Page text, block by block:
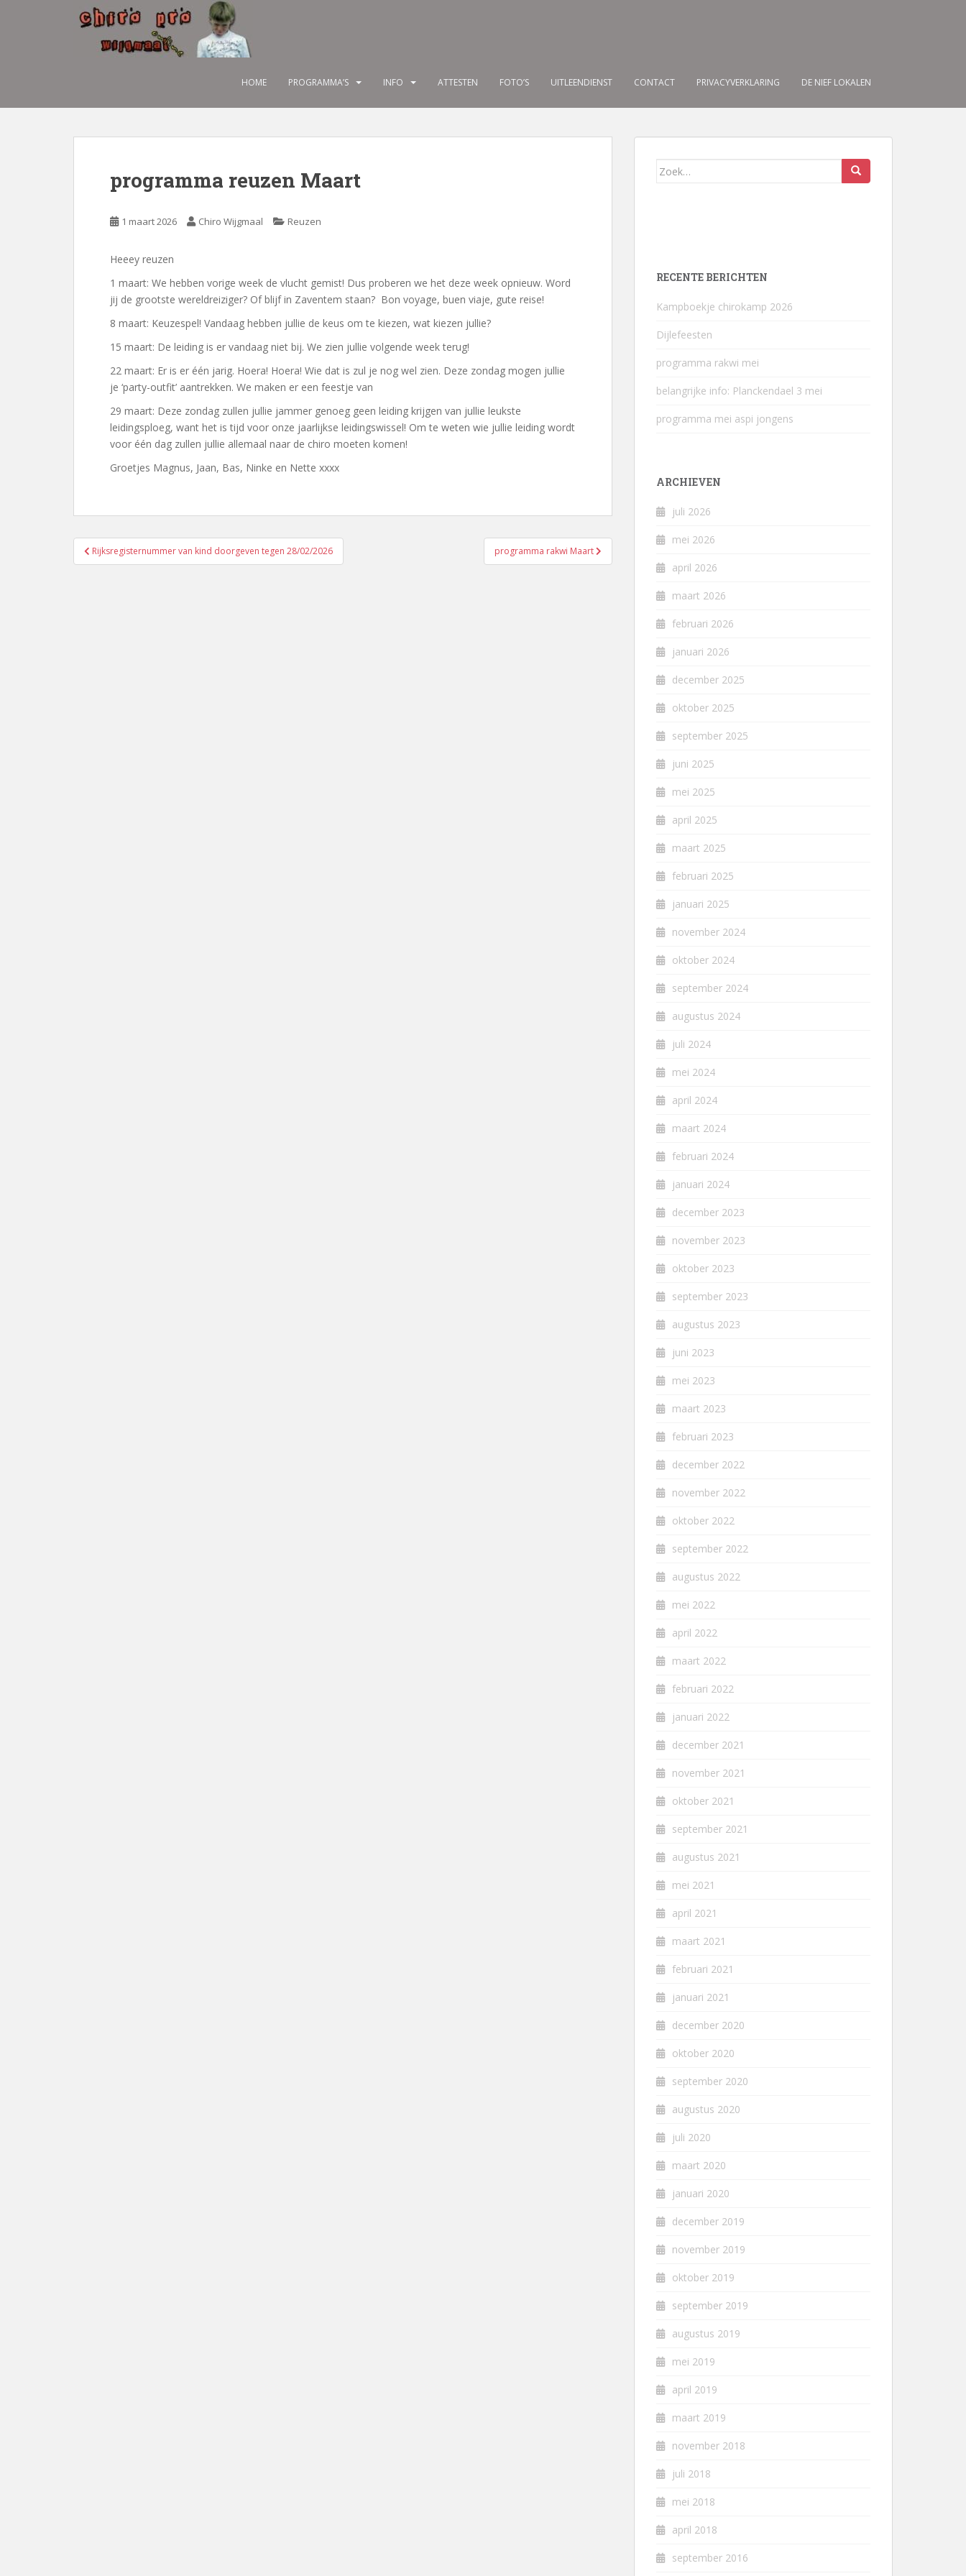
m
HOME PROGRAMMA’S INFO ATTESTEN FOTO’S UITLEENDIENST CONTACT PRIVACYVERKLARING DE NIEF LOKALEN
programma reuzen Maart
1 maart 2026 Chiro Wijgmaal Reuzen
Heeey reuzen
1 maart: We hebben vorige week de vlucht gemist! Dus proberen we het deze week opnieuw. Word
jij de grootste wereldreiziger? Of blijf in Zaventem staan? Bon voyage, buen viaje, gute reise!
8 maart: Keuzespel! Vandaag hebben jullie de keus om te kiezen, wat kiezen jullie?
15 maart: De leiding is er vandaag niet bij. We zien jullie volgende week terug!
22 maart: Er is er één jarig. Hoera! Hoera! Wie dat is zul je nog wel zien. Deze zondag mogen jullie
je ‘party-outfit’ aantrekken. We maken er een feestje van
29 maart: Deze zondag zullen jullie jammer genoeg geen leiding krijgen van jullie leukste
leidingsploeg, want het is tijd voor onze jaarlijkse leidingswissel! Om te weten wie jullie leiding wordt
voor één dag zullen jullie allemaal naar de chiro moeten komen!
Groetjes Magnus, Jaan, Bas, Ninke en Nette xxxx
Bericht
navigatie
Rijksregisternummer van kind doorgeven tegen 28/02/2026 programma rakwi Maart
Zoek
RECENTE BERICHTEN
Kampboekje chirokamp 2026
Dijlefeesten
programma rakwi mei
belangrijke info: Planckendael 3 mei
programma mei aspi jongens
ARCHIEVEN
juli 2026
mei 2026
april 2026
maart 2026
februari 2026
januari 2026
december 2025
oktober 2025
september 2025
juni 2025
mei 2025
april 2025
maart 2025
februari 2025
januari 2025
november 2024
oktober 2024
september 2024
augustus 2024
juli 2024
mei 2024
april 2024
maart 2024
februari 2024
januari 2024
december 2023
november 2023
oktober 2023
september 2023
augustus 2023
juni 2023
mei 2023
maart 2023
februari 2023
december 2022
november 2022
oktober 2022
september 2022
augustus 2022
mei 2022
april 2022
maart 2022
februari 2022
januari 2022
december 2021
november 2021
oktober 2021
september 2021
augustus 2021
mei 2021
april 2021
maart 2021
februari 2021
januari 2021
december 2020
oktober 2020
september 2020
augustus 2020
juli 2020
maart 2020
januari 2020
december 2019
november 2019
oktober 2019
september 2019
augustus 2019
mei 2019
april 2019
maart 2019
november 2018
juli 2018
mei 2018
april 2018
september 2016